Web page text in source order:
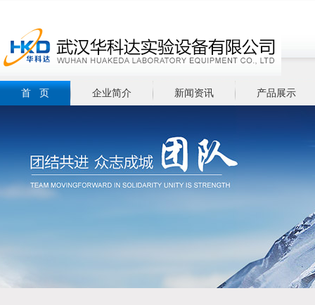
首 页 企业简介 新闻资讯 产品展示